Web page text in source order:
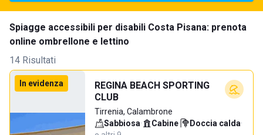
Spiagge accessibili per disabili Costa Pisana: prenota
online ombrellone e lettino
14 Risultati
In evidenza
REGINA BEACH SPORTING
CLUB
Tirrenia, Calambrone
Sabbiosa· Cabine· Doccia calda·